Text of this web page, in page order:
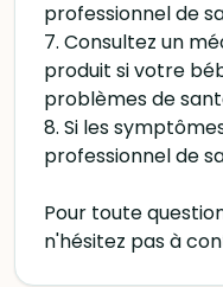
professionnel de
7. Consultez un
produit si votre
problèmes de
8. Si les
professionnel de
Pour toute
n'hésitez pas à